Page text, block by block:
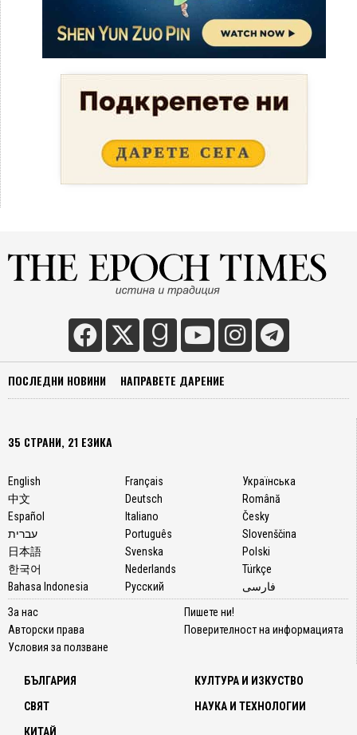
ПОСЛЕДНИ НОВИНИ НАПРАВЕТЕ ДАРЕНИЕ
35 СТРАНИ, 21 ЕЗИКА
English
中文
Español
עברית
日本語
한국어
Bahasa Indonesia
Français
Deutsch
Italiano
Português
Svenska
Nederlands
Русский
Українська
Română
Česky
Slovenščina
Polski
Türkçe
فارسی
За нас
Авторски права
Условия за ползване
Пишете ни!
Поверителност на информацията
БЪЛГАРИЯ
СВЯТ
КИТАЙ
КУЛТУРА И ИЗКУСТВО
НАУКА И ТЕХНОЛОГИИ